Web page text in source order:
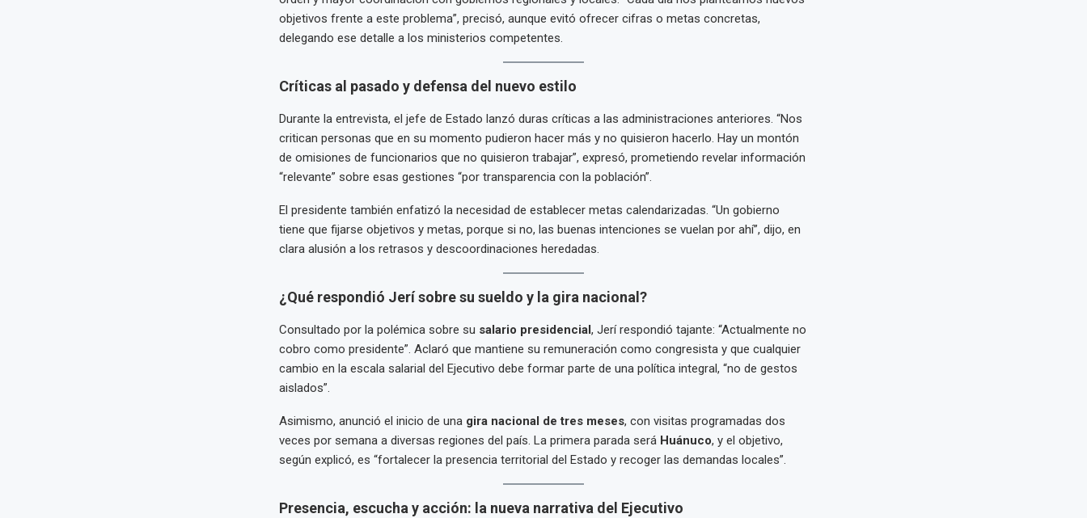
objetivos frente a este problema”, precisó, aunque evitó ofrecer cifras o metas concretas,
delegando ese detalle a los ministerios competentes.
Críticas al pasado y defensa del nuevo estilo
Durante la entrevista, el jefe de Estado lanzó duras críticas a las administraciones anteriores. “Nos
critican personas que en su momento pudieron hacer más y no quisieron hacerlo. Hay un montón
de omisiones de funcionarios que no quisieron trabajar”, expresó, prometiendo revelar información
“relevante” sobre esas gestiones “por transparencia con la población”.
El presidente también enfatizó la necesidad de establecer metas calendarizadas. “Un gobierno
tiene que fijarse objetivos y metas, porque si no, las buenas intenciones se vuelan por ahí”, dijo, en
clara alusión a los retrasos y descoordinaciones heredadas.
¿Qué respondió Jerí sobre su sueldo y la gira nacional?
Consultado por la polémica sobre su salario presidencial , Jerí respondió tajante: “Actualmente no
cobro como presidente”. Aclaró que mantiene su remuneración como congresista y que cualquier
cambio en la escala salarial del Ejecutivo debe formar parte de una política integral, “no de gestos
aislados”.
Asimismo, anunció el inicio de una gira nacional de tres meses, con visitas programadas dos
veces por semana a diversas regiones del país. La primera parada será Huánuco, y el objetivo,
según explicó, es “fortalecer la presencia territorial del Estado y recoger las demandas locales”.
Presencia, escucha y acción: la nueva narrativa del Ejecutivo